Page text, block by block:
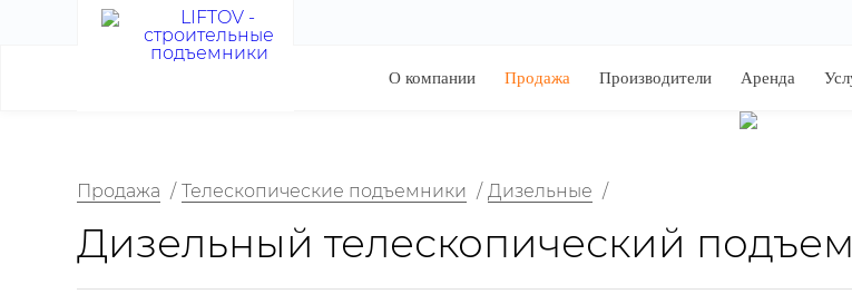
О компании Продажа Производители Аренда
Продажа / Телескопические подъемники / Дизельные /
Дизельный телескопический